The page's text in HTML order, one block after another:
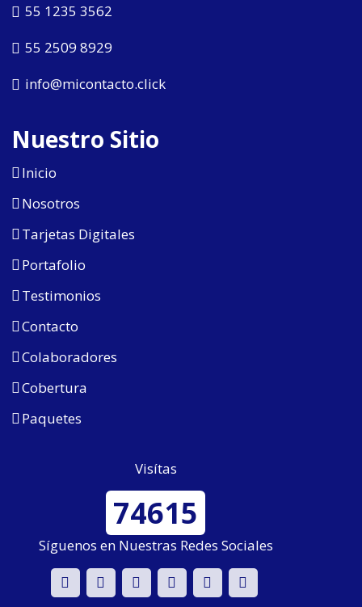
55 1235 3562
55 2509 8929
info@micontacto.click
Nuestro Sitio
Inicio
Nosotros
Tarjetas Digitales
Portafolio
Testimonios
Contacto
Colaboradores
Cobertura
Paquetes
Visítas
74615
Síguenos en Nuestras Redes Sociales